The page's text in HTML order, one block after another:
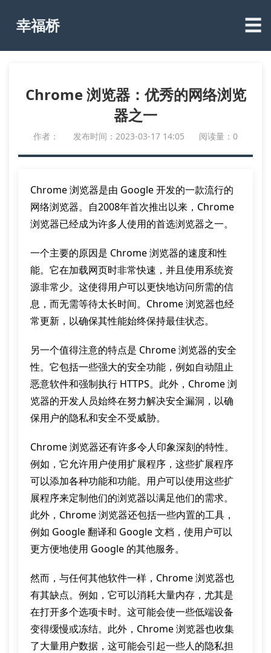
幸福桥 ☰
Chrome 浏览器：优秀的网络浏览
器之一
作者： 发布时间：2023-03-17 14:05 阅读量：0
Chrome 浏览器是由 Google 开发的一款流行的
网络浏览器。自2008年首次推出以来，Chrome
浏览器已经成为许多人使用的首选浏览器之一。
一个主要的原因是 Chrome 浏览器的速度和性
能。它在加载网页时非常快速，并且使用系统资
源非常少。这使得用户可以更快地访问所需的信
息，而无需等待太长时间。Chrome 浏览器也经
常更新，以确保其性能始终保持最佳状态。
另一个值得注意的特点是 Chrome 浏览器的安全
性。它包括一些强大的安全功能，例如自动阻止
恶意软件和强制执行 HTTPS。此外，Chrome 浏
览器的开发人员始终在努力解决安全漏洞，以确
保用户的隐私和安全不受威胁。
Chrome 浏览器还有许多令人印象深刻的特性。
例如，它允许用户使用扩展程序，这些扩展程序
可以添加各种功能和功能。用户可以使用这些扩
展程序来定制他们的浏览器以满足他们的需求。
此外，Chrome 浏览器还包括一些内置的工具，
例如 Google 翻译和 Google 文档，使用户可以
更方便地使用 Google 的其他服务。
然而，与任何其他软件一样，Chrome 浏览器也
有其缺点。例如，它可以消耗大量内存，尤其是
在打开多个选项卡时。这可能会使一些低端设备
变得缓慢或冻结。此外，Chrome 浏览器也收集
了大量用户数据，这可能会引起一些人的隐私担